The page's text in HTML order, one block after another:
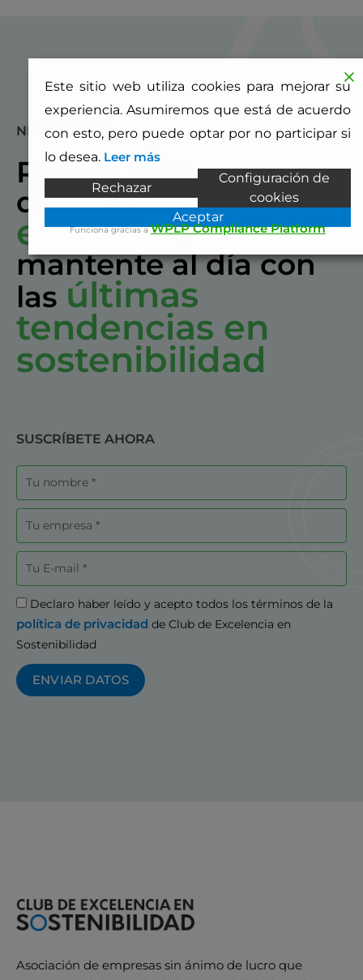
NEWSLETTER
Recibe información
de nuestros
eventos y
mantente al día con
las últimas
tendencias en
sostenibilidad
SUSCRÍBETE AHORA
Nombre
Empresa
Correo
electrónico
Aceptación
Declaro haber leído y acepto todos los términos de la
política de privacidad de Club de Excelencia en
Sostenibilidad
ENVIAR DATOS
Asociación de empresas sin ánimo de lucro que
Este sitio web utiliza cookies para mejorar su
experiencia. Asumiremos que está de acuerdo
con esto, pero puede optar por no participar si
lo desea. Leer más
Rechazar
Configuración de
cookies
Aceptar
Funciona gracias aWPLP Compliance Platform